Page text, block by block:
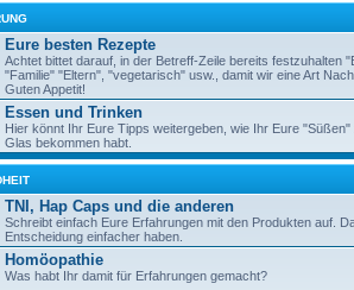
Eure besten Rezepte
Achtet bittet darauf, in der Betreff-Zeile bereits festzuhalten
"Familie" "Eltern", "vegetarisch" usw., damit wir eine Art
Guten Appetit!
Essen und Trinken
Hier könnt Ihr Eure Tipps weitergeben, wie Ihr Eure
Glas bekommen habt.
TNI, Hap Caps und die anderen
Schreibt einfach Eure Erfahrungen mit den Produkten auf.
Entscheidung einfacher haben.
Homöopathie
Was habt Ihr damit für Erfahrungen gemacht?